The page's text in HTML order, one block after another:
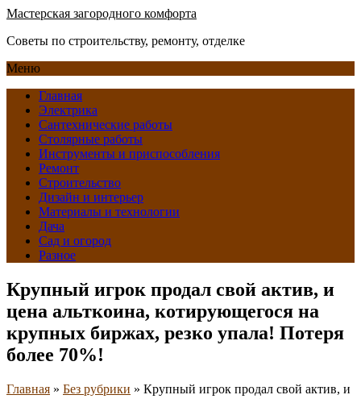
Мастерская загородного комфорта
Советы по строительству, ремонту, отделке
Меню
Главная
Электрика
Сантехнические работы
Столярные работы
Инструменты и приспособления
Ремонт
Строительство
Дизайн и интерьер
Материалы и технологии
Дача
Сад и огород
Разное
Крупный игрок продал свой актив, и
цена альткоина, котирующегося на
крупных биржах, резко упала! Потеря
более 70%!
Главная » Без рубрики » Крупный игрок продал свой актив, и